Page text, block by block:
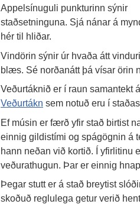
Appelsínuguli punkturinn sýnir
staðsetninguna. Sjá nánar á
hér til hliðar.
Vindörin sýnir úr hvaða átt
blæs. Sé norðanátt þá vísar örin
Veðurtáknið er í raun samantekt
Veðurtákn sem notuð eru í
Ef músin er færð yfir stað birtist
einnig gildistími og spágögnin á
hann neðan við kortið. Í yfirlitinu
veðurathugun. Þar er einnig
Þegar stutt er á stað breytist
skoðuð reglulega getur verið